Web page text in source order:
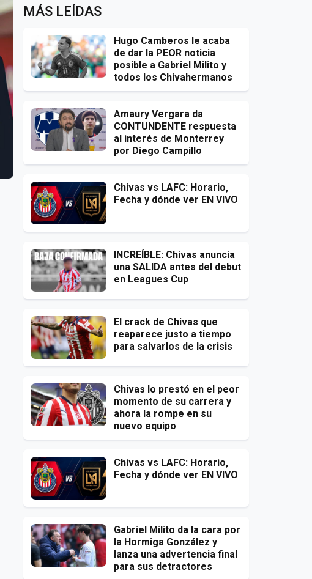
MÁS LEÍDAS
Hugo Camberos le acaba
de dar la PEOR noticia
posible a Gabriel Milito y
todos los Chivahermanos
Amaury Vergara da
CONTUNDENTE respuesta
al interés de Monterrey
por Diego Campillo
Chivas vs LAFC: Horario,
Fecha y dónde ver EN VIVO
INCREÍBLE: Chivas anuncia
una SALIDA antes del debut
en Leagues Cup
El crack de Chivas que
reaparece justo a tiempo
para salvarlos de la crisis
Chivas lo prestó en el peor
momento de su carrera y
ahora la rompe en su
nuevo equipo
Chivas vs LAFC: Horario,
Fecha y dónde ver EN VIVO
Gabriel Milito da la cara por
la Hormiga González y
lanza una advertencia final
para sus detractores